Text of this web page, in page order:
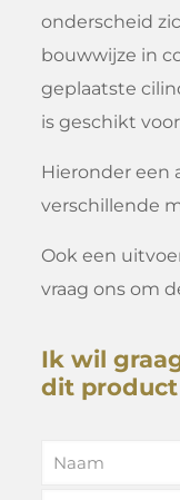
onderscheid
bouwwijze in
geplaatste
is geschikt
Hieronder een
verschillende
Ook een
vraag ons om
Ik wil
dit product